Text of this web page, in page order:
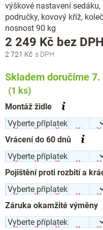
výškové nastavení
područky, kovový kříž,
nosnost 90 kg
2 721 Kč
2 249 Kč bez DPH
Skladem doručíme 7.
(1 ks)
Montáž židle
Vrácení do 60 dnů
Pojištění proti rozbití a
Záruka okamžité výměny